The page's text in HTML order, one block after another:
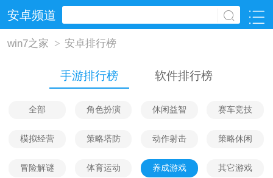
安卓频道
win7之家 > 安卓排行榜
手游排行榜 软件排行榜
全部 角色扮演 休闲益智 赛车竞技
模拟经营 策略塔防 动作射击 策略休闲
冒险解谜 体育运动 养成游戏 其它游戏